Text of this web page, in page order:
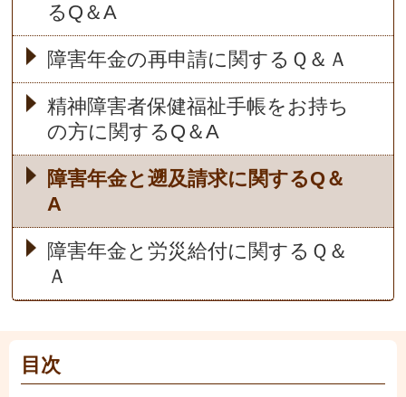
るQ＆A
障害年金の再申請に関するＱ＆Ａ
精神障害者保健福祉手帳をお持ち
の方に関するQ＆A
障害年金と遡及請求に関するQ＆
A
障害年金と労災給付に関するＱ＆
Ａ
目次